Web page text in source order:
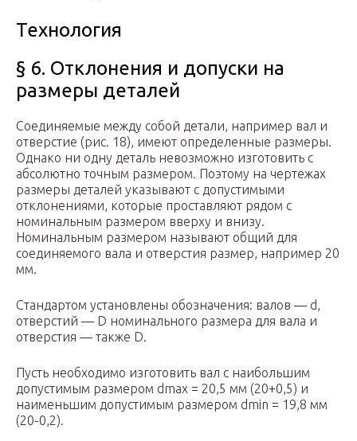
Технология
§ 6. Отклонения и допуски на
размеры деталей
Соединяемые между собой детали, например вал и
отверстие (рис. 18), имеют определенные размеры.
Однако ни одну деталь невозможно изготовить с
абсолютно точным размером. Поэтому на чертежах
размеры деталей указывают с допустимыми
отклонениями, которые проставляют рядом с
номинальным размером вверху и внизу.
Номинальным размером называют общий для
соединяемого вала и отверстия размер, например 20
мм.
Стандартом установлены обозначения: валов — d,
отверстий — D номинального размера для вала и
отверстия — также D.
Пусть необходимо изготовить вал с наибольшим
допустимым размером dmax = 20,5 мм (20+0,5) и
наименьшим допустимым размером dmin = 19,8 мм
(20-0,2).